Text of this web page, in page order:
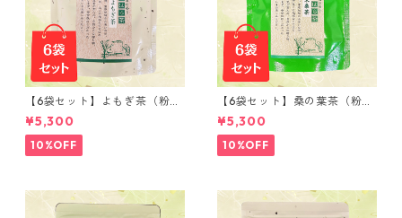
【6袋セット】よもぎ茶（粉末
50ｇ）
¥5,300
10%OFF
【6袋セット】桑の葉茶（粉末
50ｇ）
¥5,300
10%OFF